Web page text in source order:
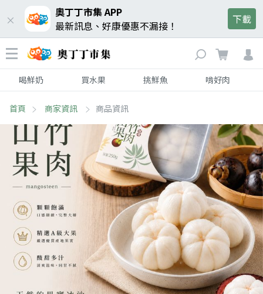
奧丁丁市集 APP
最新訊息、好康優惠不漏接！
下載
喝鮮奶 買水果 挑鮮魚 啃好肉
首頁 商家資訊 商品資訊